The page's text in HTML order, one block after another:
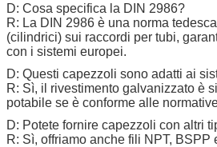
D: Cosa specifica la DIN 2986?
R: La DIN 2986 è una norma
(cilindrici) sui raccordi per tubi,
con i sistemi europei.
D: Questi capezzoli sono adatti ai
R: Sì, il rivestimento galvanizzato è
potabile se è conforme alle
D: Potete fornire capezzoli con altri
R: Sì, offriamo anche fili NPT, BSPP